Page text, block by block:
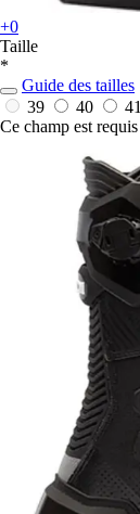
+0
Taille
*
Guide des tailles
39
40 41
Ce champ est requis